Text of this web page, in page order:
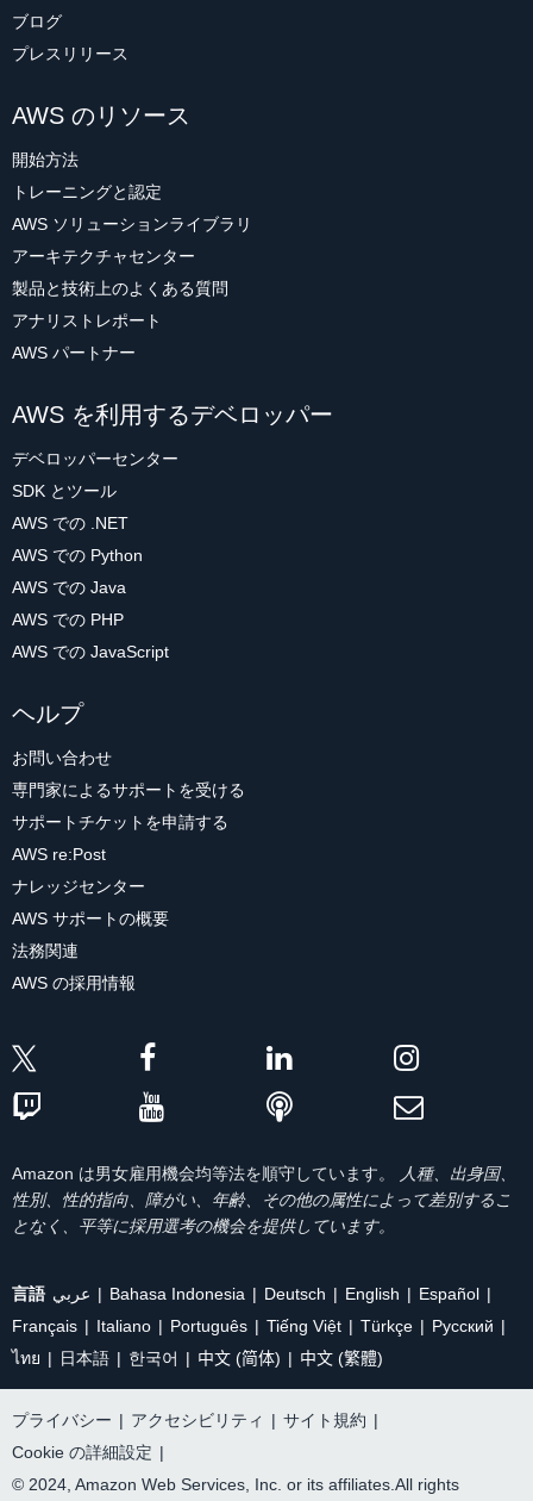
ブログ
プレスリリース
AWS のリソース
開始方法
トレーニングと認定
AWS ソリューションライブラリ
アーキテクチャセンター
製品と技術上のよくある質問
アナリストレポート
AWS パートナー
AWS を利用するデベロッパー
デベロッパーセンター
SDK とツール
AWS での .NET
AWS での Python
AWS での Java
AWS での PHP
AWS での JavaScript
ヘルプ
お問い合わせ
専門家によるサポートを受ける
サポートチケットを申請する
AWS re:Post
ナレッジセンター
AWS サポートの概要
法務関連
AWS の採用情報
Amazon は男女雇用機会均等法を順守しています。
人種、出身国、
性別、性的指向、障がい、年齢、その他の属性によって差別するこ
となく、平等に採用選考の機会を提供しています。
言語 عربي Bahasa Indonesia Deutsch English
Español
Français
Italiano Português Tiếng Việt Türkçe
Ρусский
ไทย
日本語 한국어 中文 (简体) 中文 (繁體)
プライバシー | アクセシビリティ | サイト規約 |
Cookie の詳細設定 |
© 2024, Amazon Web Services, Inc. or its affiliates.All rights